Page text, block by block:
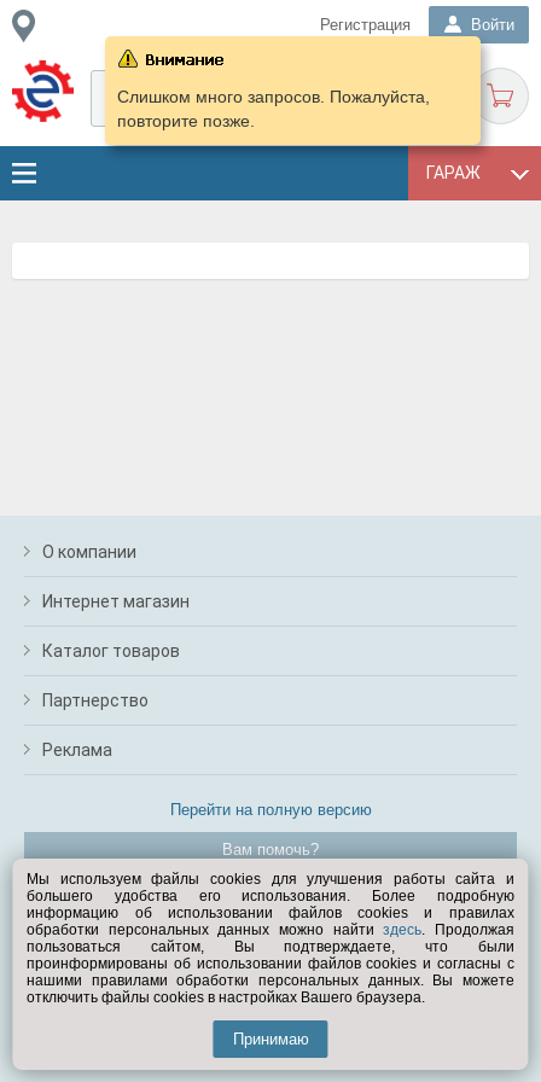
Регистрация Войти
ГАРАЖ
Слишком много запросов. Пожалуйста,
повторите позже.
О компании
Интернет магазин
Каталог товаров
Партнерство
Реклама
Перейти на полную версию
Вам помочь?
© Exist.ru 1998—2026
Мы используем файлы cookies для улучшения работы сайта и
большего удобства его использования. Более подробную
информацию об использовании файлов cookies и правилах
обработки персональных данных можно найтиздесь. Продолжая
пользоваться сайтом, Вы подтверждаете, что были
проинформированы об использовании файлов cookies и согласны с
нашими правилами обработки персональных данных. Вы можете
отключить файлы cookies в настройках Вашего браузера.
Принимаю